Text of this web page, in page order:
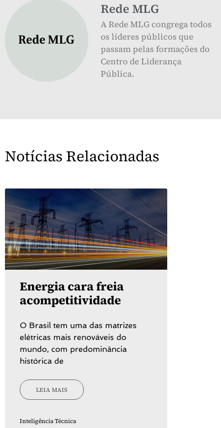
Rede MLG
A Rede MLG congrega todos
os líderes públicos que
passam pelas formações do
Centro de Liderança
Pública.
Notícias Relacionadas
Energia cara freia
acompetitividade
O Brasil tem uma das matrizes
elétricas mais renováveis do
mundo, com predominância
histórica de
LEIA MAIS
Inteligência Técnica